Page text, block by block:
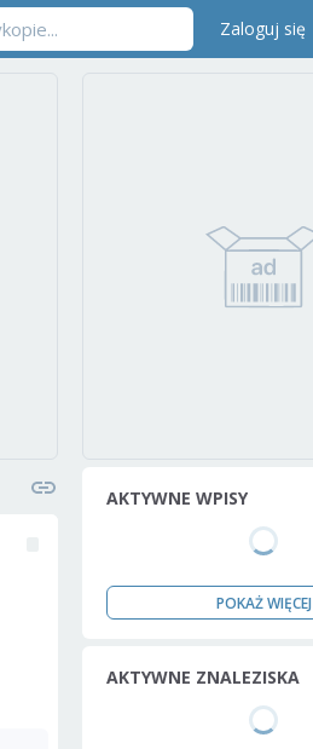
Zaloguj się
AKTYWNE WPISY
POKAŻ WIĘCEJ
AKTYWNE ZNALEZISKA